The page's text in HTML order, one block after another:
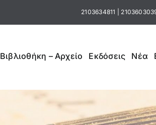
2103634811
Βιβλιοθήκη – Αρχείο Εκδόσεις Νέα